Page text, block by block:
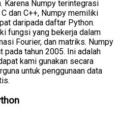
Karena Numpy terintegrasi
dan C++, Numpy memiliki
daripada daftar Python.
fungsi yang bekerja dalam
Fourier, dan matriks. Numpy
pada tahun 2005. Ini adalah
kami gunakan secara
untuk penggunaan data